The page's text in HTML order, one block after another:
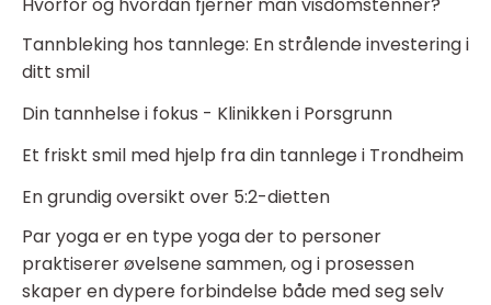
Tannbleking hos tannlege: En strålende investering i
ditt smil
Din tannhelse i fokus - Klinikken i Porsgrunn
Et friskt smil med hjelp fra din tannlege i Trondheim
En grundig oversikt over 5:2-dietten
Par yoga er en type yoga der to personer
praktiserer øvelsene sammen, og i prosessen
skaper en dypere forbindelse både med seg selv